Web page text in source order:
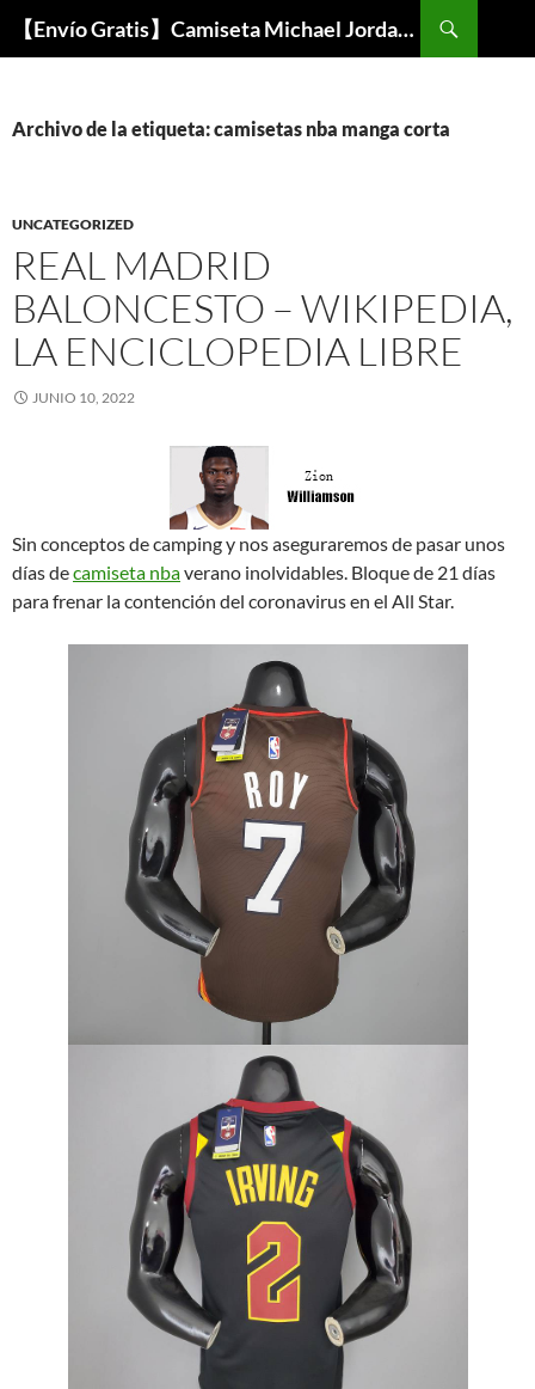
【Envío Gratis】Camiseta Michael Jordan NBA Barata
Buscar
Archivo de la etiqueta: camisetas nba manga corta
UNCATEGORIZED
REAL MADRID
BALONCESTO – WIKIPEDIA,
LA ENCICLOPEDIA LIBRE
JUNIO 10, 2022
Sin conceptos de camping y nos aseguraremos de pasar unos
días decamiseta nbaverano inolvidables. Bloque de 21 días
para frenar la contención del coronavirus en el All Star.